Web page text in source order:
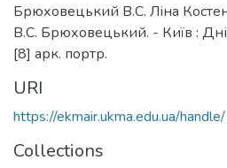
Брюховецький В.С. Ліна
В.С. Брюховецький. - Київ :
[8] арк. портр.
URI
https://ekmair.ukma.edu.ua/
Collections